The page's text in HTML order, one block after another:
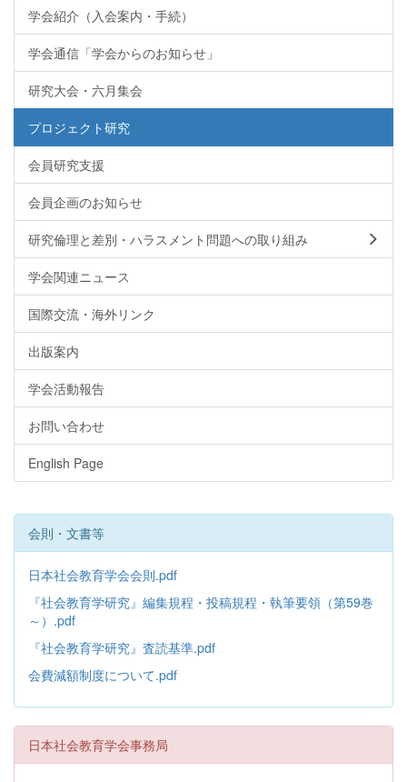
学会紹介（入会案内・手続）
学会通信「学会からのお知らせ」
研究大会・六月集会
プロジェクト研究
会員研究支援
会員企画のお知らせ
研究倫理と差別・ハラスメント問題への取り組み
学会関連ニュース
国際交流・海外リンク
出版案内
学会活動報告
お問い合わせ
English Page
会則・文書等
日本社会教育学会会則.pdf
『社会教育学研究』編集規程・投稿規程・執筆要領（第59巻
～）.pdf
『社会教育学研究』査読基準.pdf
会費減額制度について.pdf
日本社会教育学会事務局